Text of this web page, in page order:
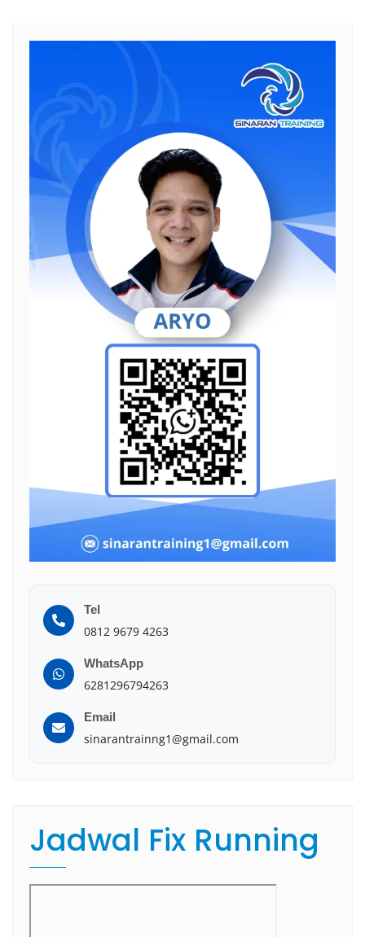
Tel
0812 9679 4263
WhatsApp
6281296794263
Email
sinarantrainng1@gmail.com
Jadwal Fix Running